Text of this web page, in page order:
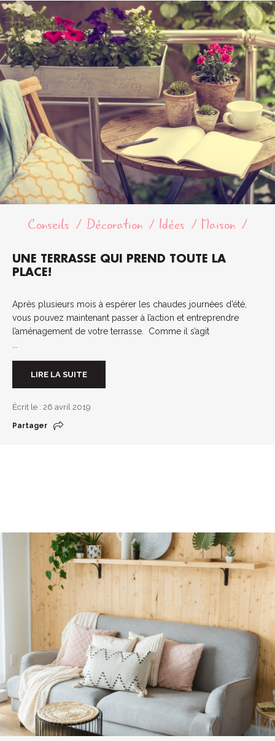
Conseils Décoration Idées Maison
UNE TERRASSE QUI PREND TOUTE LA
PLACE!
Après plusieurs mois à espérer les chaudes journées d’été,
vous pouvez maintenant passer à l’action et entreprendre
l’aménagement de votre terrasse. Comme il s’agit
LIRE LA SUITE
Écrit le : 26 avril 2019
Partager